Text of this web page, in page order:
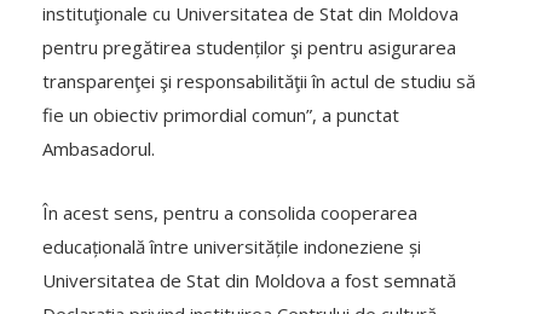
instituţionale cu Universitatea de Stat din Moldova
pentru pregătirea studenților şi pentru asigurarea
transparenţei şi responsabilităţii în actul de studiu să
fie un obiectiv primordial comun”, a punctat
Ambasadorul.
În acest sens, pentru a consolida cooperarea
educațională între universitățile indoneziene și
Universitatea de Stat din Moldova a fost semnată